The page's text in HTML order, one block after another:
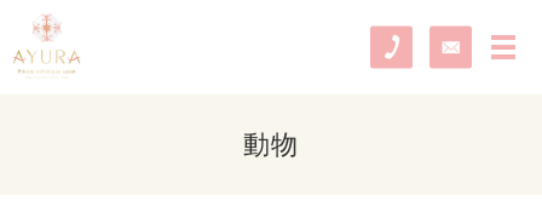
メ
動物